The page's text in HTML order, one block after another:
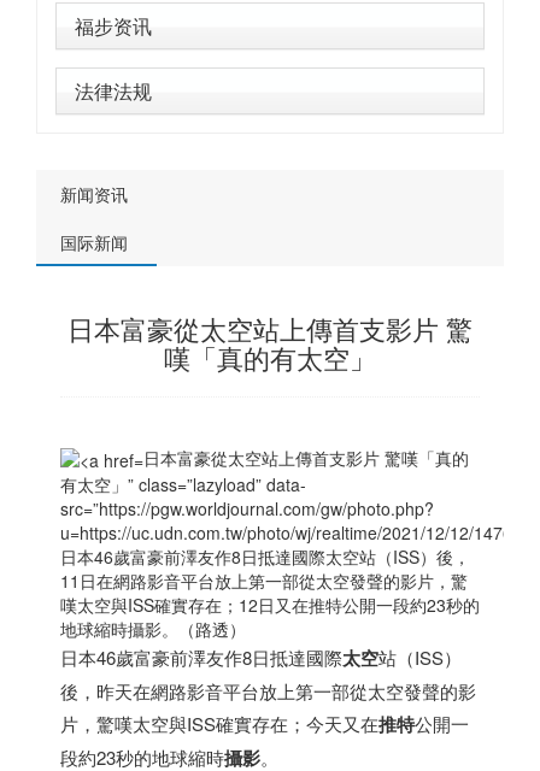
福步资讯
法律法规
新闻资讯
国际新闻
日本富豪從太空站上傳首支影片 驚
嘆「真的有太空」
日本富豪從太空站上傳首支影片 驚嘆「真的
有太空」” class=”lazyload” data-
src=”https://pgw.worldjournal.com/gw/photo.php?
u=https://uc.udn.com.tw/photo/wj/realtime/2021/12/12/
日本46歲富豪前澤友作8日抵達國際太空站（ISS）後，
11日在網路影音平台放上第一部從太空發聲的影片，驚
嘆太空與ISS確實存在；12日又在推特公開一段約23秒的
地球縮時攝影。（路透）
日本46歲富豪前澤友作8日抵達國際太空站（ISS）
後，昨天在網路影音平台放上第一部從太空發聲的影
片，驚嘆太空與ISS確實存在；今天又在推特公開一
段約23秒的地球縮時攝影。